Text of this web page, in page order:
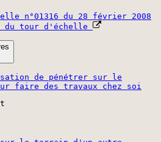
n°01316 du 28 février 2008
tour d'échelle
de pénétrer sur le
faire des travaux chez soi